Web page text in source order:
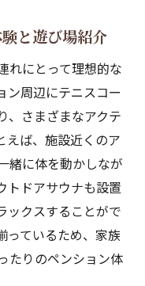
と遊び場紹介
れにとって理想的な
ン周辺にテニスコー
、さまざまなアクテ
えば、施設近くのア
緒に体を動かしなが
トドアサウナも設置
ックスすることがで
っているため、家族
たりのペンション体